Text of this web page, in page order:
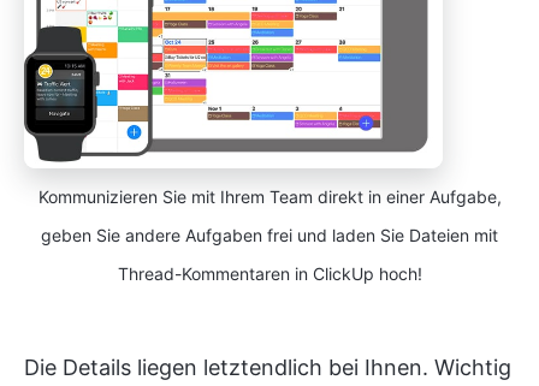
Kommunizieren Sie mit Ihrem Team direkt in einer Aufgabe,
geben Sie andere Aufgaben frei und laden Sie Dateien mit
Thread-Kommentaren in ClickUp hoch!
Die Details liegen letztendlich bei Ihnen. Wichtig